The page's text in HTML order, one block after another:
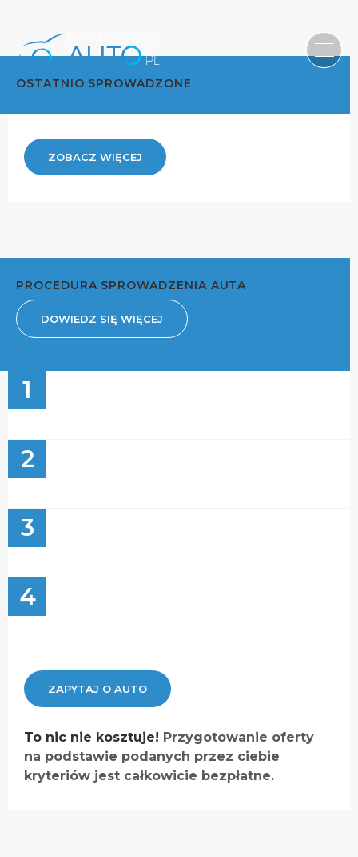
OSTATNIO SPROWADZONE
ZOBACZ WIĘCEJ
PROCEDURA SPROWADZENIA AUTA
DOWIEDZ SIĘ WIĘCEJ
1
2
3
4
ZAPYTAJ O AUTO
To nic nie kosztuje! Przygotowanie oferty
na podstawie podanych przez ciebie
kryteriów jest całkowicie bezpłatne.